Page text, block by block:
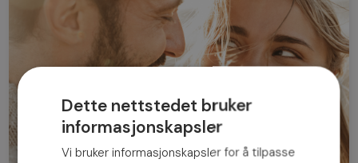
Dette nettstedet bruker
informasjonskapsler
Vi bruker informasjonskapsler for å tilpasse